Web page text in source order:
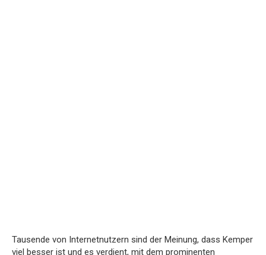
Tausende von Internetnutzern sind der Meinung, dass Kemper
viel besser ist und es verdient, mit dem prominenten